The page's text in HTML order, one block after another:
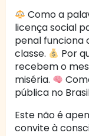
Como a
licença social
penal funciona
classe.
Por
recebem o
miséria.
pública no
Este não é
convite à